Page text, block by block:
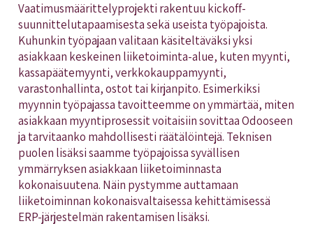
Vaatimusmäärittelyprojekti rakentuu kickoff-
suunnittelutapaamisesta sekä useista työpajoista.
Kuhunkin työpajaan valitaan käsiteltäväksi yksi
asiakkaan keskeinen liiketoiminta-alue, kuten myynti,
kassapäätemyynti, verkkokauppamyynti,
varastonhallinta, ostot tai kirjanpito. Esimerkiksi
myynnin työpajassa tavoitteemme on ymmärtää, miten
asiakkaan myyntiprosessit voitaisiin sovittaa Odooseen
ja tarvitaanko mahdollisesti räätälöintejä. Teknisen
puolen lisäksi saamme työpajoissa syvällisen
ymmärryksen asiakkaan liiketoiminnasta
kokonaisuutena. Näin pystymme auttamaan
liiketoiminnan kokonaisvaltaisessa kehittämisessä
ERP-järjestelmän rakentamisen lisäksi.